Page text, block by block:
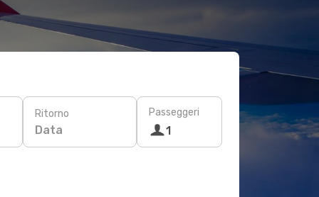
Ritorno
Data
Passeggeri
1